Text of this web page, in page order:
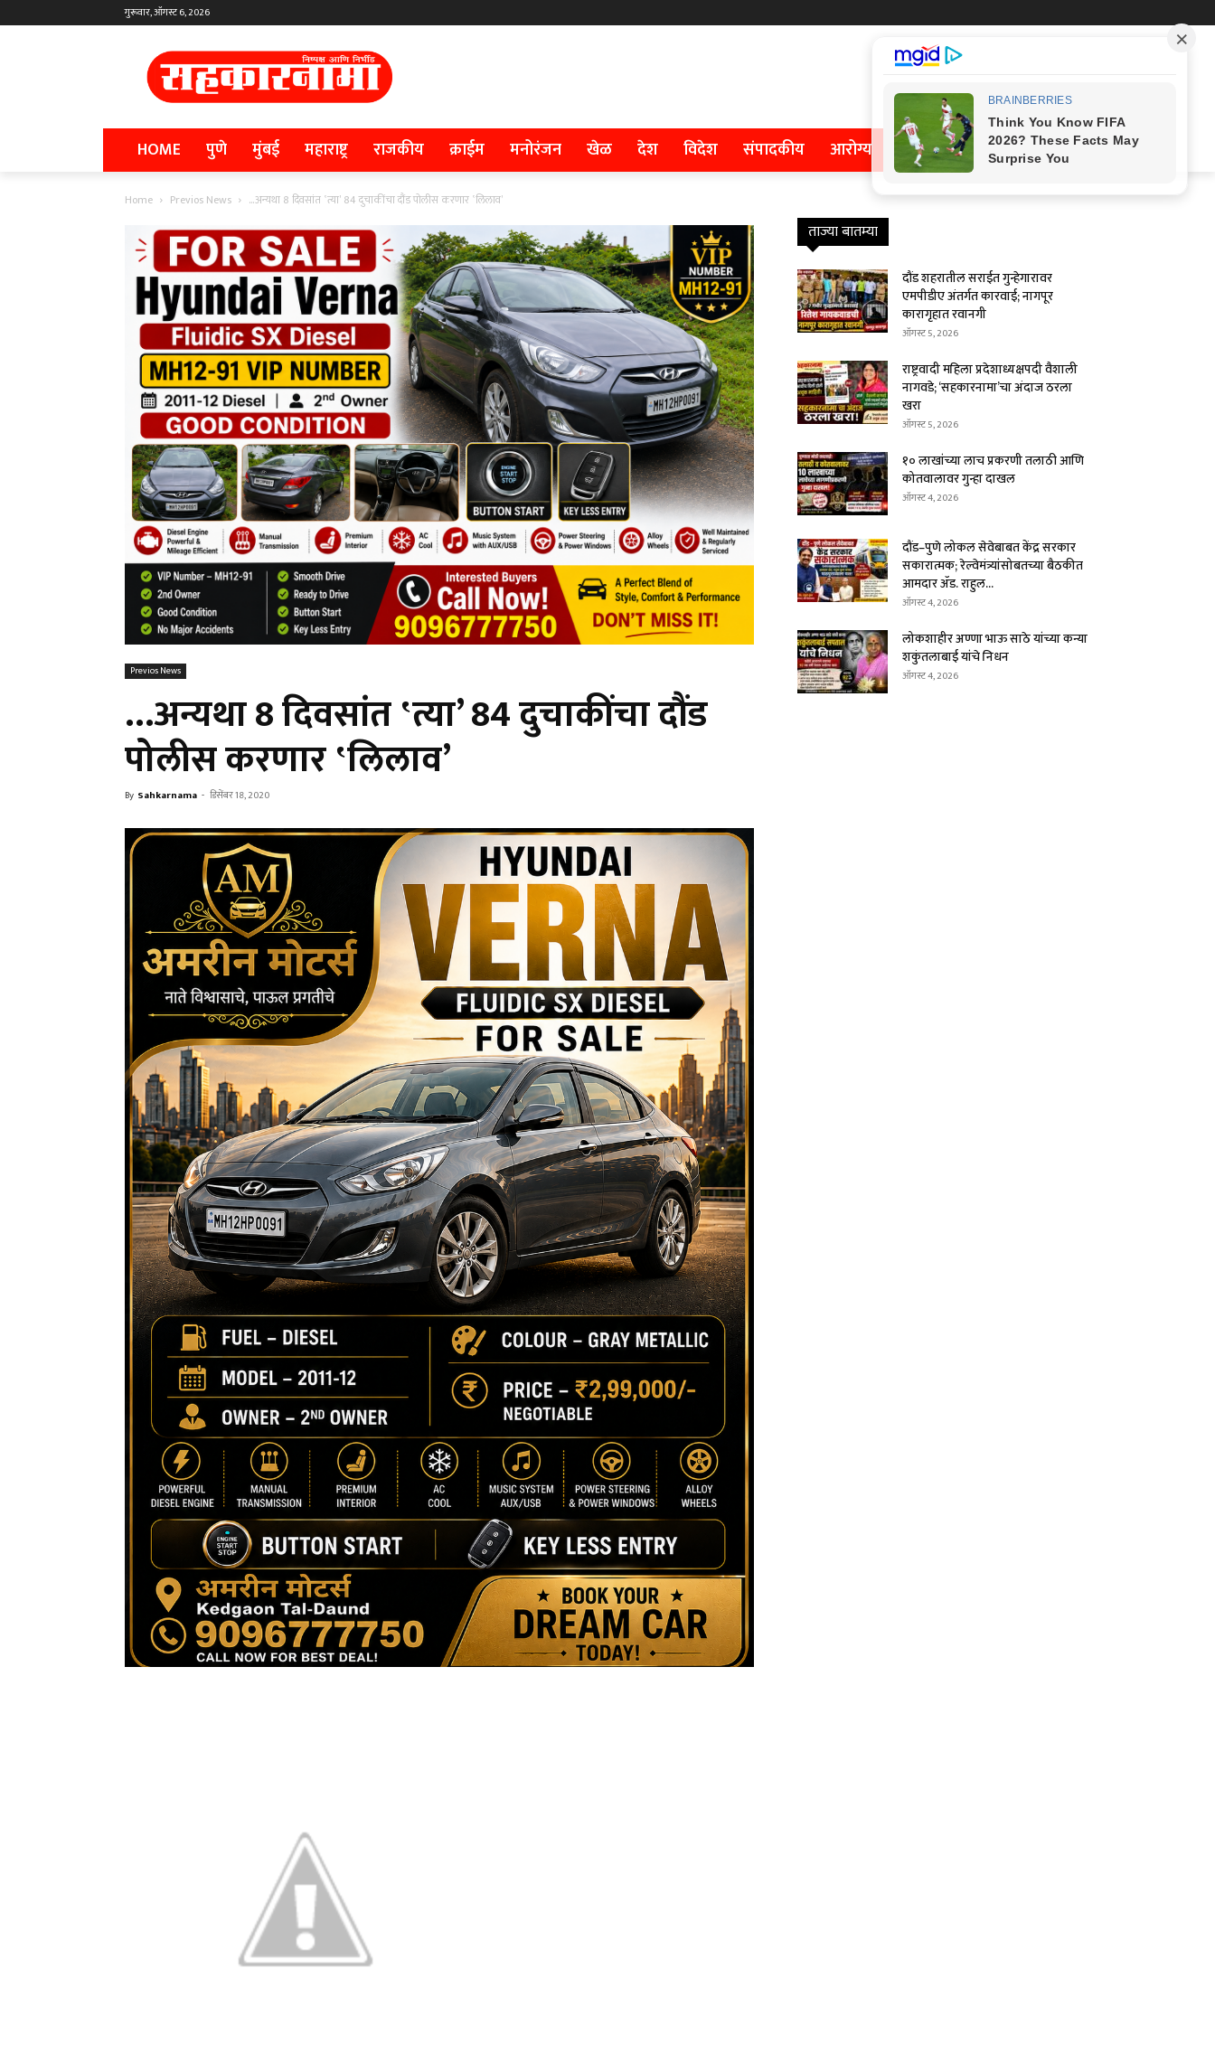
गुरूवार, ऑगस्ट 6, 2026
HOME पुणे मुंबई महाराष्ट्र राजकीय क्राईम मनोरंजन खेळ देश विदेश संपादकीय आरोग्य
Home Previos News …अन्यथा 8 दिवसांत ‛त्या’ 84 दुचाकींचा दौंड पोलीस करणार ‛लिलाव’
Previos News
…अन्यथा 8 दिवसांत ‛त्या’ 84 दुचाकींचा दौंड
पोलीस करणार ‛लिलाव’
By Sahkarnama - डिसेंबर 18, 2020
ताज्या बातम्या
दौंड शहरातील सराईत गुन्हेगारावर
एमपीडीए अंतर्गत कारवाई; नागपूर
कारागृहात रवानगी
ऑगस्ट 5, 2026
राष्ट्रवादी महिला प्रदेशाध्यक्षपदी वैशाली
नागवडे; ‘सहकारनामा’चा अंदाज ठरला
खरा
ऑगस्ट 5, 2026
१० लाखांच्या लाच प्रकरणी तलाठी आणि
कोतवालावर गुन्हा दाखल
ऑगस्ट 4, 2026
दौंड–पुणे लोकल सेवेबाबत केंद्र सरकार
सकारात्मक; रेल्वेमंत्र्यांसोबतच्या बैठकीत
आमदार ॲड. राहुल...
ऑगस्ट 4, 2026
लोकशाहीर अण्णा भाऊ साठे यांच्या कन्या
शकुंतलाबाई यांचे निधन
ऑगस्ट 4, 2026